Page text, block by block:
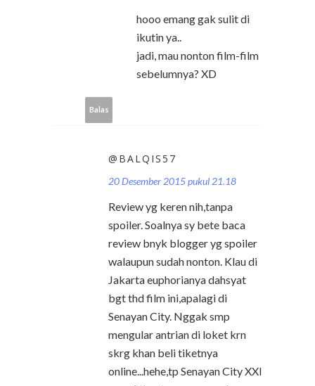
hooo emang gak sulit di
ikutin ya..
jadi, mau nonton film-film
sebelumnya? XD
Balas
@BALQIS57
20 Desember 2015 pukul 21.18
Review yg keren nih,tanpa
spoiler. Soalnya sy bete baca
review bnyk blogger yg spoiler
walaupun sudah nonton. Klau di
Jakarta euphorianya dahsyat
bgt thd film ini,apalagi di
Senayan City. Nggak smp
mengular antrian di loket krn
skrg khan beli tiketnya
online...hehe,tp Senayan City XXI